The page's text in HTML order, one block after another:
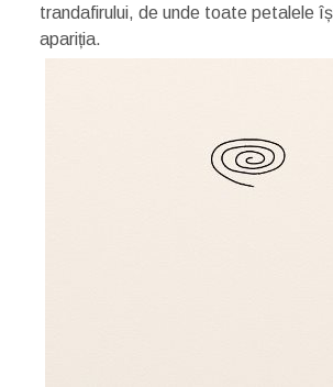
trandafirului, de unde toate petalele
apariția.